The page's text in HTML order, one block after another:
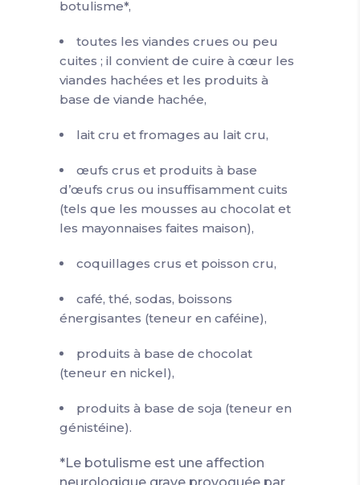
botulisme*,
toutes les viandes crues ou peu
cuites ; il convient de cuire à cœur les
viandes hachées et les produits à
base de viande hachée,
lait cru et fromages au lait cru,
œufs crus et produits à base
d’œufs crus ou insuffisamment cuits
(tels que les mousses au chocolat et
les mayonnaises faites maison),
coquillages crus et poisson cru,
café, thé, sodas, boissons
énergisantes (teneur en caféine),
produits à base de chocolat
(teneur en nickel),
produits à base de soja (teneur en
génistéine).
*Le botulisme est une affection